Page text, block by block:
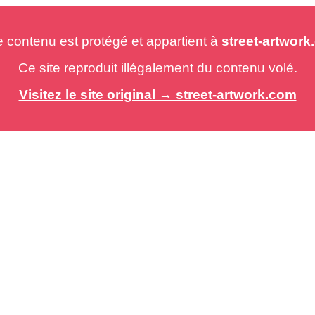
est protégé et appartient à street-
Ce site reproduit illégalement du contenu volé.
Visitez le site original → street-artwork.com